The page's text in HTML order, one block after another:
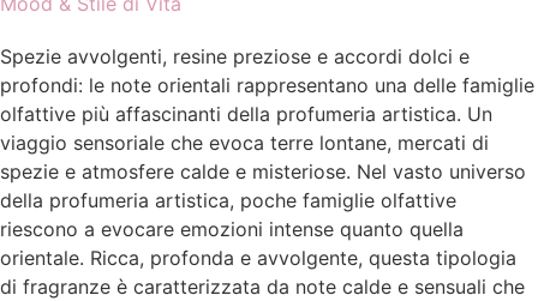
Spezie avvolgenti, resine preziose e accordi dolci e
profondi: le note orientali rappresentano una delle famiglie
olfattive più affascinanti della profumeria artistica. Un
viaggio sensoriale che evoca terre lontane, mercati di
spezie e atmosfere calde e misteriose. Nel vasto universo
della profumeria artistica, poche famiglie olfattive
riescono a evocare emozioni intense quanto quella
orientale. Ricca, profonda e avvolgente, questa tipologia
di fragranze è caratterizzata da note calde e sensuali che